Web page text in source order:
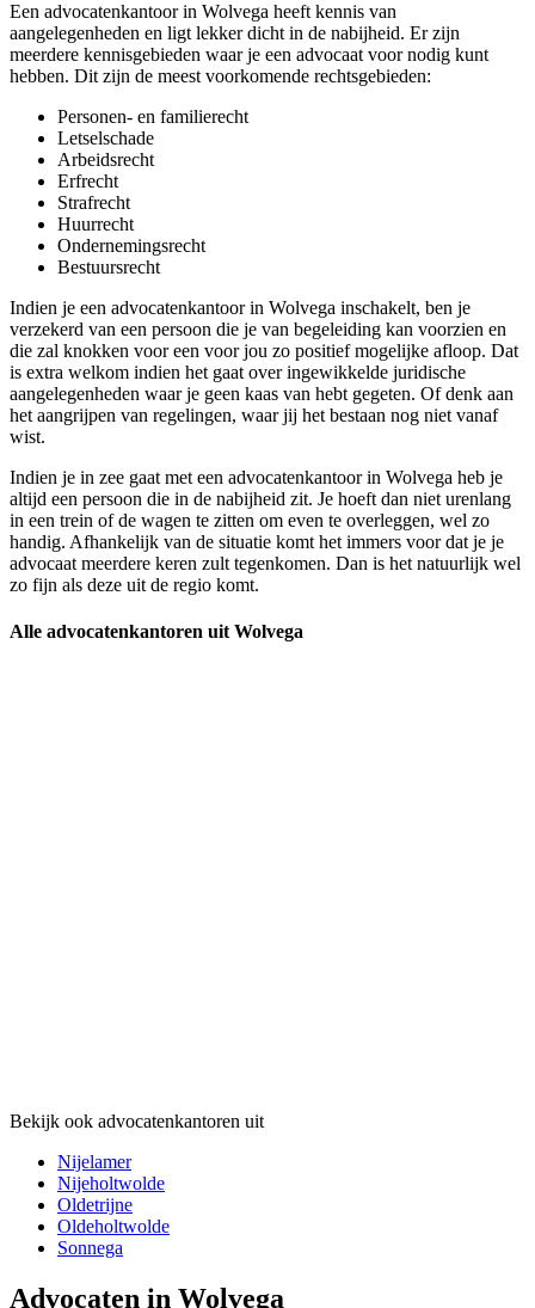
Een advocatenkantoor in Wolvega heeft kennis van
aangelegenheden en ligt lekker dicht in de nabijheid. Er zijn
meerdere kennisgebieden waar je een advocaat voor nodig kunt
hebben. Dit zijn de meest voorkomende rechtsgebieden:
Personen- en familierecht
Letselschade
Arbeidsrecht
Erfrecht
Strafrecht
Huurrecht
Ondernemingsrecht
Bestuursrecht
Indien je een advocatenkantoor in Wolvega inschakelt, ben je
verzekerd van een persoon die je van begeleiding kan voorzien en
die zal knokken voor een voor jou zo positief mogelijke afloop. Dat
is extra welkom indien het gaat over ingewikkelde juridische
aangelegenheden waar je geen kaas van hebt gegeten. Of denk aan
het aangrijpen van regelingen, waar jij het bestaan nog niet vanaf
wist.
Indien je in zee gaat met een advocatenkantoor in Wolvega heb je
altijd een persoon die in de nabijheid zit. Je hoeft dan niet urenlang
in een trein of de wagen te zitten om even te overleggen, wel zo
handig. Afhankelijk van de situatie komt het immers voor dat je je
advocaat meerdere keren zult tegenkomen. Dan is het natuurlijk wel
zo fijn als deze uit de regio komt.
Alle advocatenkantoren uit Wolvega
Bekijk ook advocatenkantoren uit
Nijelamer
Nijeholtwolde
Oldetrijne
Oldeholtwolde
Sonnega
Advocaten in Wolvega